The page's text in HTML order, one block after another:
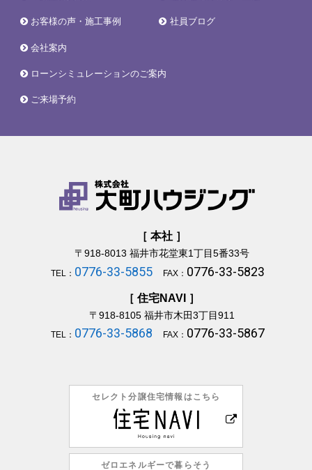
お客様の声・施工事例 社員ブログ
会社案内
ローンシミュレーションのご案内
ご来場予約
［ 本社 ］
〒918-8013 福井市花堂東1丁目5番33号
TEL： 0776-33-5855 FAX： 0776-33-5823
［ 住宅NAVI ］
〒918-8105福井市木田3丁目911
TEL： 0776-33-5868 FAX： 0776-33-5867
セレクト分譲住宅情報はこちら
ゼロエネルギーで暮らそう